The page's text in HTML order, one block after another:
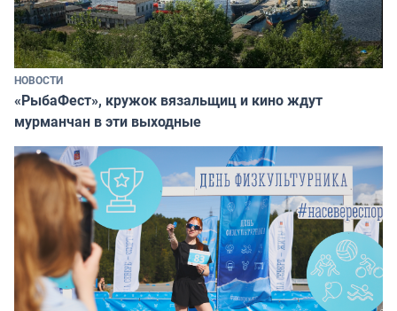
НОВОСТИ
«РыбаФест», кружок вязальщиц и кино ждут
мурманчан в эти выходные